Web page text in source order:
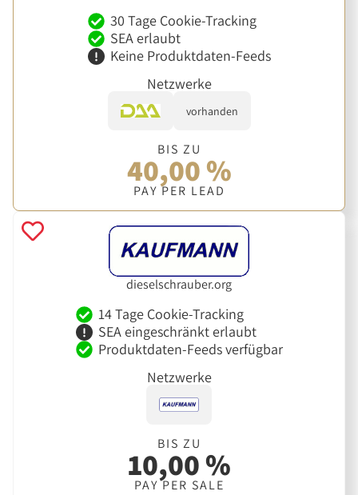
30 Tage Cookie-Tracking
SEA erlaubt
Keine Produktdaten-Feeds
Netzwerke
vorhanden
BIS ZU
40,00 %
PAY PER LEAD
dieselschrauber.org
14 Tage Cookie-Tracking
SEA eingeschränkt erlaubt
Produktdaten-Feeds verfügbar
Netzwerke
BIS ZU
10,00 %
PAY PER SALE